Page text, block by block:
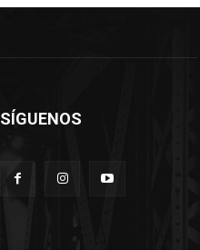
SÍGUENOS